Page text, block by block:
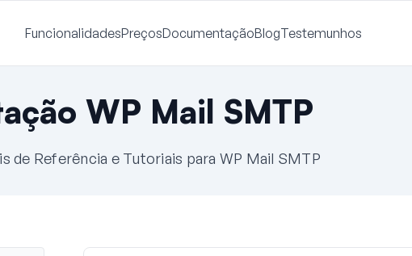
FuncionalidadesPreçosDocumentaçãoBlogTestemunhos
WP Mail SMTP
de Referência e Tutoriais para WP Mail SMTP